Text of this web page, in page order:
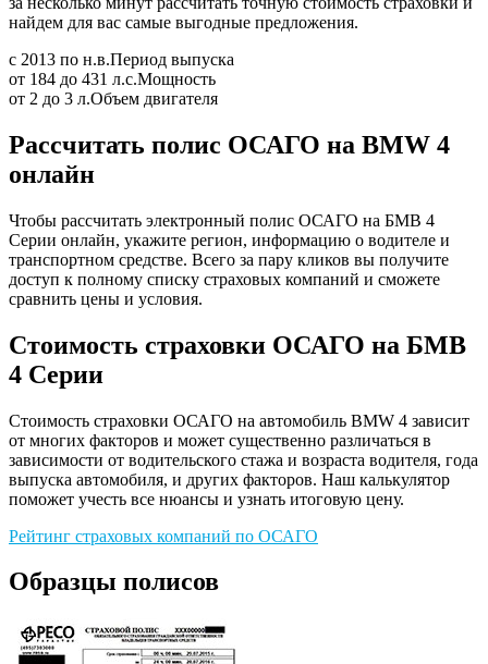
найдем для вас самые выгодные предложения.
с 2013 по н.в.Период выпуска
от 184 до 431 л.с.Мощность
от 2 до 3 л.Объем двигателя
Рассчитать полис ОСАГО на BMW 4
онлайн
Чтобы рассчитать электронный полис ОСАГО на БМВ 4
Серии онлайн, укажите регион, информацию о водителе и
транспортном средстве. Всего за пару кликов вы получите
доступ к полному списку страховых компаний и сможете
сравнить цены и условия.
Стоимость страховки ОСАГО на БМВ
4 Серии
Стоимость страховки ОСАГО на автомобиль BMW 4 зависит
от многих факторов и может существенно различаться в
зависимости от водительского стажа и возраста водителя, года
выпуска автомобиля, и других факторов. Наш калькулятор
поможет учесть все нюансы и узнать итоговую цену.
Рейтинг страховых компаний по ОСАГО
Образцы полисов